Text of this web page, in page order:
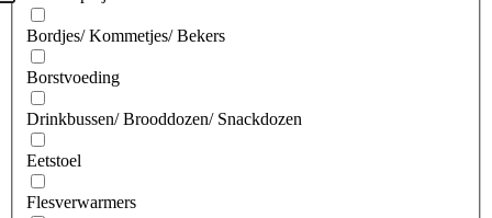
Bordjes/ Kommetjes/ Bekers
Borstvoeding
Drinkbussen/ Brooddozen/ Snackdozen
Eetstoel
Flesverwarmers